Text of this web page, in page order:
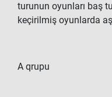
turunun oyunları baş
keçirilmiş oyunlarda
A qrupu